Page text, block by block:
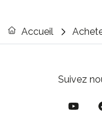
Accueil
Suivez